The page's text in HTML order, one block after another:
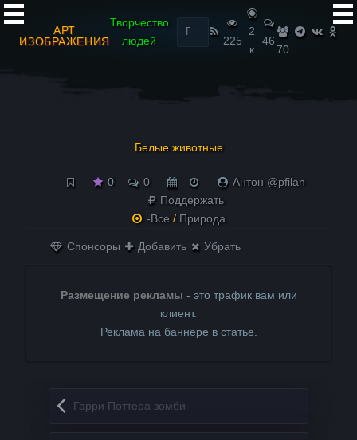
АРТ
ИЗОБРАЖЕНИЯ
Творчество
людей
Найти:
225
2
к
46
70
Белые животные
0 0
Антон @pfilan
Поддержать
-Все / Природа
Спонсоры Добавить Убрать
Размещение рекламы - это трафик вам или
клиент.
Реклама на баннере в статье.
Запись навигация
Гарри Поттера зомби